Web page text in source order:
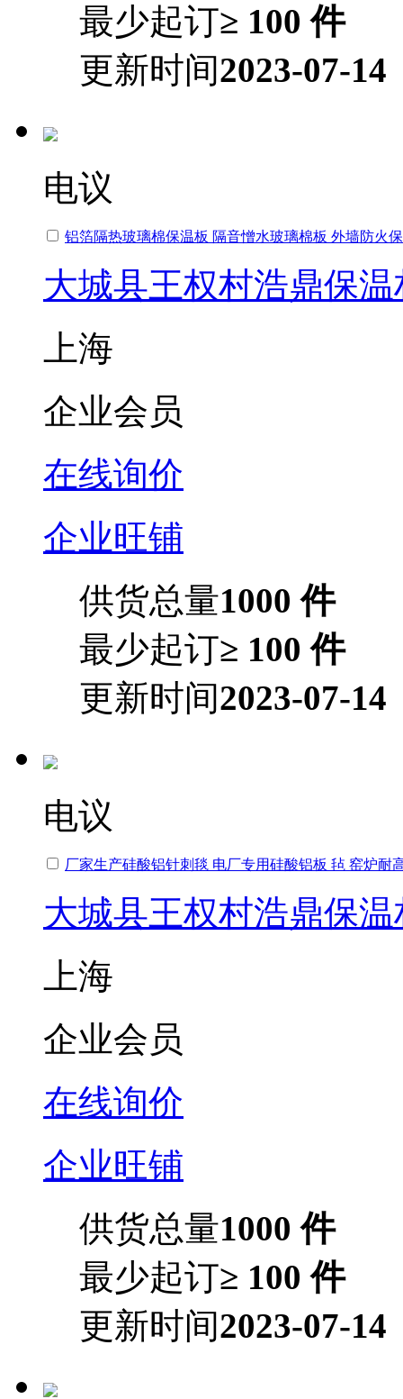
最少起订≥ 100 件
更新时间2023-07-14
电议
铝箔隔热玻璃棉保温板 隔音憎水玻璃棉板 外墙防火
大城县王权村浩鼎保
上海
企业会员
在线询价
企业旺铺
供货总量1000 件
最少起订≥ 100 件
更新时间2023-07-14
电议
厂家生产硅酸铝针刺毯 电厂专用硅酸铝板 毡 窑炉耐
大城县王权村浩鼎保
上海
企业会员
在线询价
企业旺铺
供货总量1000 件
最少起订≥ 100 件
更新时间2023-07-14